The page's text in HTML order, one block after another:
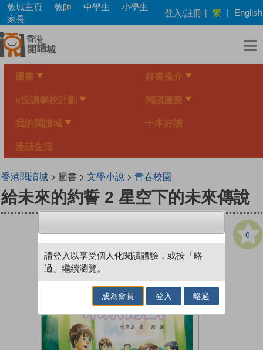
Skip
main
content
教城主頁 教師 中學生
小學生
家長
登入/註冊 | 繁 | English
圖書 好書推介
e悅讀學校計劃 閱讀服務
我的閱讀城 十本好讀
漫話生活
香港閱讀城> 圖書 > 文學小說 > 青春校園
給未來的約誓 2 星空下的未來傳說
0
請登入以享受個人化閱讀體驗，或按「略
過」繼續瀏覽。
成為會員 登入 略過